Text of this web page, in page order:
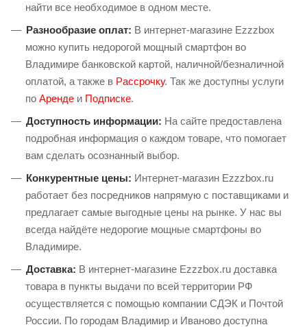
найти все необходимое в одном месте.
Разнообразие оплат: В интернет-магазине Ezzzbox
можно купить недорогой мощный смартфон во
Владимире банковской картой, наличной/безналичной
оплатой, а также в Рассрочку. Так же доступны услуги
по Аренде и Подписке.
Доступность информации: На сайте предоставлена
подробная информация о каждом товаре, что помогает
вам сделать осознанный выбор.
Конкурентные цены: Интернет-магазин Ezzzbox.ru
работает без посредников напрямую с поставщиками и
предлагает самые выгодные цены на рынке. У нас вы
всегда найдёте недорогие мощные смартфоны во
Владимире.
Доставка: В интернет-магазине Ezzzbox.ru доставка
товара в пункты выдачи по всей территории РФ
осуществляется с помощью компании СДЭК и Почтой
России. По городам Владимир и Иваново доступна